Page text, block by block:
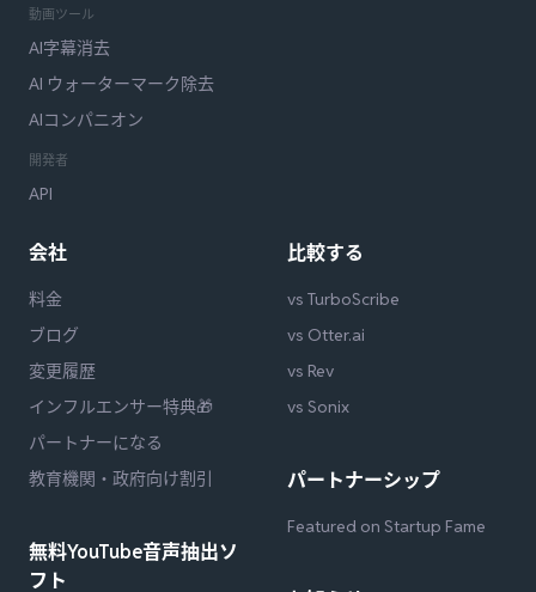
動画ツール
AI字幕消去
AI ウォーターマーク除去
AIコンパニオン
開発者
API
会社
料金
ブログ
変更履歴
インフルエンサー特典🎁
パートナーになる
教育機関・政府向け割引
無料YouTube音声抽出ソ
フト
比較する
vs TurboScribe
vs Otter.ai
vs Rev
vs Sonix
パートナーシップ
Featured on Startup Fame